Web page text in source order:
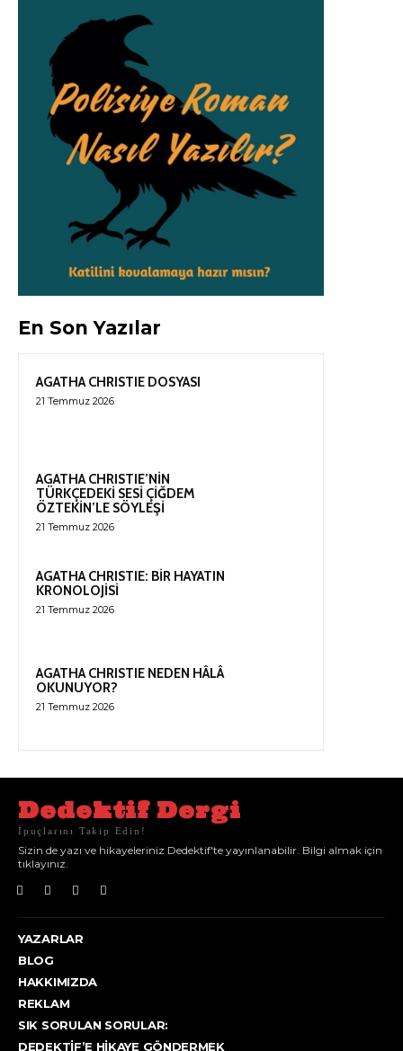
En Son Yazılar
AGATHA CHRISTIE DOSYASI
21 Temmuz 2026
AGATHA CHRISTIE’NİN
TÜRKÇEDEKİ SESİ ÇİĞDEM
ÖZTEKİN’LE SÖYLEŞİ
21 Temmuz 2026
AGATHA CHRISTIE: BİR HAYATIN
KRONOLOJİSİ
21 Temmuz 2026
AGATHA CHRISTIE NEDEN HÂLÂ
OKUNUYOR?
21 Temmuz 2026
Dedektif Dergi
İpuçlarını Takip Edin!
Sizin de yazı ve hikayeleriniz Dedektif'te yayınlanabilir. Bilgi almak için
tıklayınız.
YAZARLAR
BLOG
HAKKIMIZDA
REKLAM
SIK SORULAN SORULAR:
DEDEKTIF’E HIKAYE GÖNDERMEK